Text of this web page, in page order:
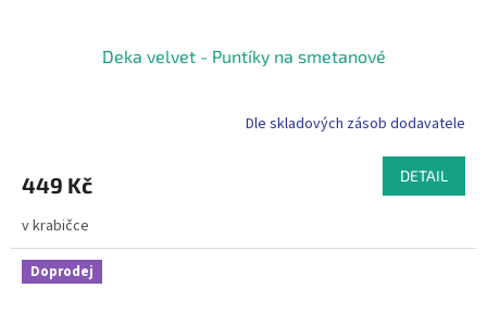
Deka velvet - Puntíky na smetanové
Dle skladových zásob dodavatele
449 Kč DETAIL
v krabičce
Doprodej